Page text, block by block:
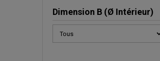
Dimension B (Ø Intérieur)